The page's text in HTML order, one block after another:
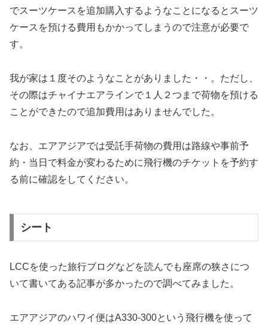
でスーツケースを追加購入するようなことになるとスーツ
ケースを預ける費用もかかってしまうので注意が必要で
す。
我が家は１度そのようなことがありました・・。ただし、
その際はチャイナエアラインで１人２つまで荷物を預ける
ことができたので追加費用はありませんでした。
なお、エアアジアでは受託手荷物の費用は路線や事前予
約・当日で料金が変わるために飛行機のチケットを予約す
る前に確認をしてください。
シート
LCCを使った旅行ブログなどを読んでも座席の狭さにつ
いて書いてある記事が多かったので調べてみました。
エアアジアのハワイ便はA330-300という飛行機を使って